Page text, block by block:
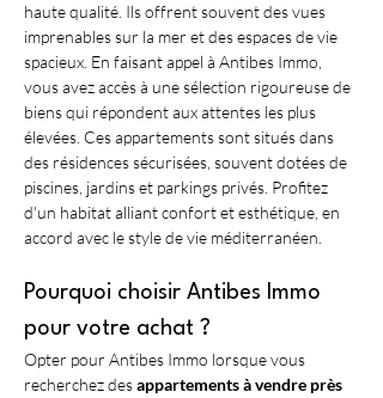
haute qualité. Ils offrent souvent des vues
imprenables sur la mer et des espaces de vie
spacieux. En faisant appel à Antibes Immo,
vous avez accès à une sélection rigoureuse de
biens qui répondent aux attentes les plus
élevées. Ces appartements sont situés dans
des résidences sécurisées, souvent dotées de
piscines, jardins et parkings privés. Profitez
d'un habitat alliant confort et esthétique, en
accord avec le style de vie méditerranéen.
Pourquoi choisir Antibes Immo
pour votre achat ?
Opter pour Antibes Immo lorsque vous
recherchez des appartements à vendre près